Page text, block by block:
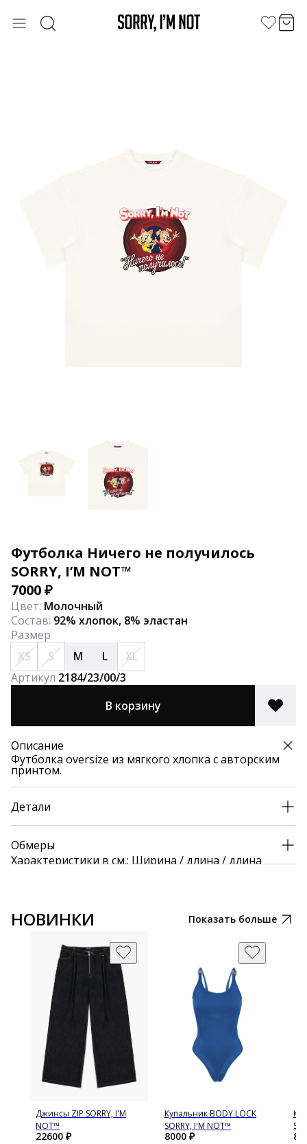
Футболка Ничего не получилось
SORRY, I’M NOТ™
7000₽
Цвет: Молочный
Состав: 92% хлопок, 8% эластан
Размер
XS
S M L
XL
Артикул 2184/23/00/3
В корзину
Описание
Футболка oversize из мягкого хлопка с авторским
принтом.
Детали
Обмеры
Характеристики в см.: Ширина / длина / длина
НОВИНКИ Показать больше
Джинсы ZIP SORRY, I'M
NOT™
22600 ₽
Купальник BODY LOCK
SORRY, I'M NOT™
8000 ₽